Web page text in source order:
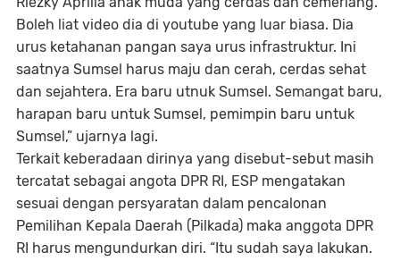
Boleh liat video dia di youtube yang luar biasa. Dia
urus ketahanan pangan saya urus infrastruktur. Ini
saatnya Sumsel harus maju dan cerah, cerdas sehat
dan sejahtera. Era baru utnuk Sumsel. Semangat baru,
harapan baru untuk Sumsel, pemimpin baru untuk
Sumsel,” ujarnya lagi.
Terkait keberadaan dirinya yang disebut-sebut masih
tercatat sebagai angota DPR RI, ESP mengatakan
sesuai dengan persyaratan dalam pencalonan
Pemilihan Kepala Daerah (Pilkada) maka anggota DPR
RI harus mengundurkan diri. “Itu sudah saya lakukan.